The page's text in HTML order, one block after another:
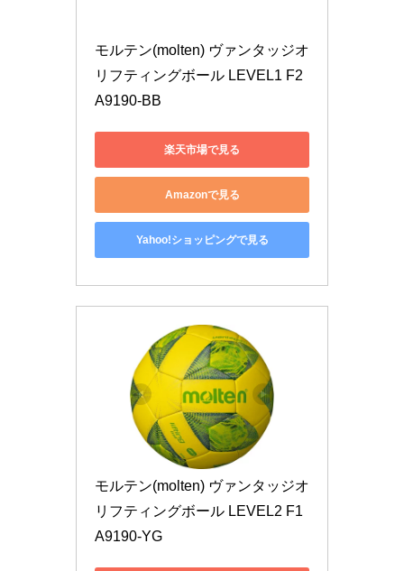
モルテン(molten) ヴァンタッジオ
リフティングボール LEVEL1 F2
A9190-BB
楽天市場で見る
Amazonで見る
Yahoo!ショッピングで見る
モルテン(molten) ヴァンタッジオ
リフティングボール LEVEL2 F1
A9190-YG